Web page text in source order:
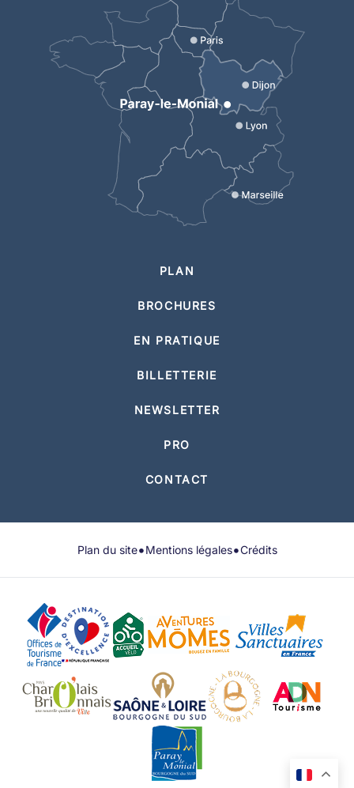
PLAN
BROCHURES
EN PRATIQUE
BILLETTERIE
NEWSLETTER
PRO
CONTACT
Plan du site•Mentions légales•Crédits